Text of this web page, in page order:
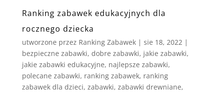
Ranking zabawek edukacyjnych dla
rocznego dziecka
utworzone przez Ranking Zabawek| sie 18, 2022|
bezpieczne zabawki, dobre zabawki, jakie zabawki,
jakie zabawki edukacyjne, najlepsze zabawki,
polecane zabawki, ranking zabawek, ranking
zabawek dla dzieci, zabawki, zabawki drewniane,